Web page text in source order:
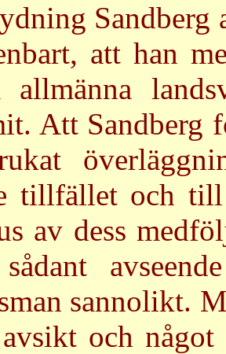
att han
allmänna
Att Sandberg
tillfället och
av dess
sannolikt.
avsikt och